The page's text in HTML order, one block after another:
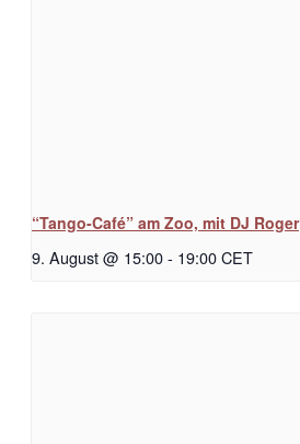
“Tango-Café” am Zoo, mit DJ Roger
9. August @ 15:00- 19:00CET